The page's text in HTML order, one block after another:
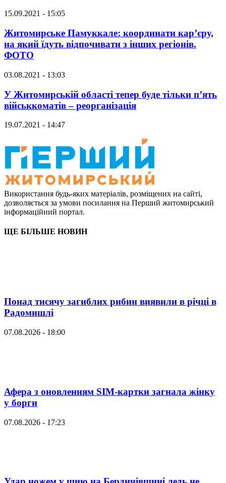
15.09.2021 - 15:05
Житомирське Памуккале: координати кар’єру,
на який їдуть відпочивати з інших регіонів.
ФОТО
03.08.2021 - 13:03
У Житомирській області тепер буде тільки п’ять
військкоматів – реорганізація
19.07.2021 - 14:47
Використання будь-яких матеріалів, розміщених на сайті,
дозволяється за умови посилання на Перший житомирський
інформаційний портал.
ЩЕ БІЛЬШЕ НОВИН
Понад тисячу загиблих рибин виявили в річці в
Радомишлі
07.08.2026 - 18:00
Афера з оновленням SIM-картки загнала жінку
у борги
07.08.2026 - 17:23